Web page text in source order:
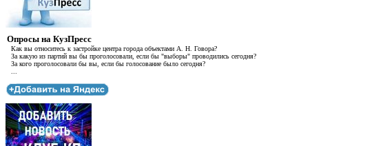
Опросы на КузПресс
Как вы относитесь к застройке центра города объектами А. Н. Говора?
За какую из партий вы бы проголосовали, если бы "выборы" проводились сегодня?
За кого проголосовали бы вы, если бы голосование было сегодня?